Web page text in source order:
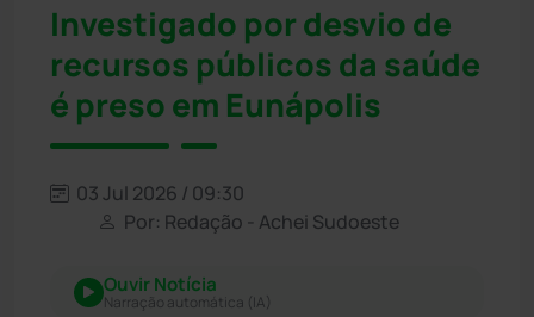
Investigado por desvio de
recursos públicos da saúde
é preso em Eunápolis
03 Jul 2026 / 09:30
Por: Redação - Achei Sudoeste
Ouvir Notícia
Narração automática (IA)